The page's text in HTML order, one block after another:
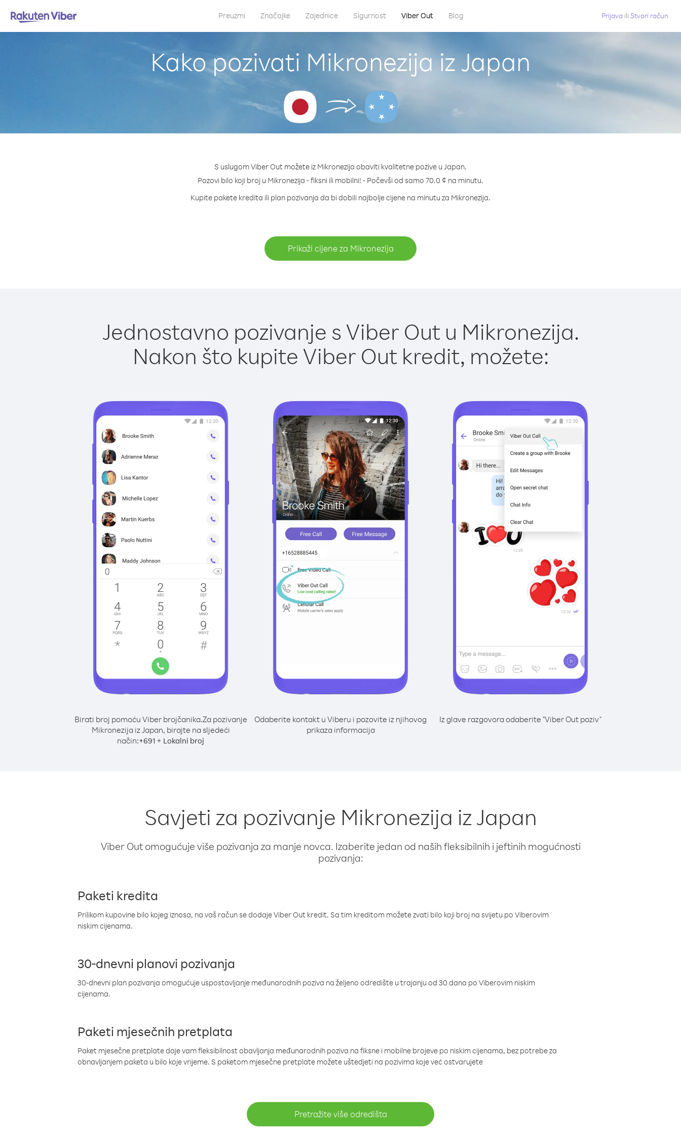
Preuzmi Značajke Zajednice Sigurnost Viber Out Blog Prijava ili Stvori račun
Kako pozivati Mikronezija iz Japan
S uslugom Viber Out možete iz Mikronezija obaviti kvalitetne pozive u Japan.
Pozovi bilo koji broj u Mikronezija - fiksni ili mobilni! - Počevši od samo 70.0 ¢ na minutu.
Kupite pakete kredita ili plan pozivanja da bi dobili najbolje cijene na minutu za Mikronezija.
Prikaži cijene za Mikronezija
Jednostavno pozivanje s Viber Out u Mikronezija.
Nakon što kupite Viber Out kredit, možete:
Birati broj pomoću Viber brojčanika.Za pozivanje
Mikronezija iz Japan, birajte na sljedeći
način:+691 + Lokalni broj
Odaberite kontakt u Viberu i pozovite iz njihovog
prikaza informacija
Iz glave razgovora odaberite "Viber Out poziv"
Savjeti za pozivanje Mikronezija iz Japan
Viber Out omogućuje više pozivanja za manje novca. Izaberite jedan od naših fleksibilnih i jeftinih mogućnosti
pozivanja:
Paketi kredita
Prilikom kupovine bilo kojeg iznosa, na vaš račun se dodaje Viber Out kredit. Sa tim kreditom možete zvati bilo koji broj na svijetu po Viberovim
niskim cijenama.
30-dnevni planovi pozivanja
30-dnevni plan pozivanja omogućuje uspostavljanje međunarodnih poziva na željeno odredište u trajanju od 30 dana po Viberovim niskim
cijenama.
Paketi mjesečnih pretplata
Paket mjesečne pretplate daje vam fleksibilnost obavljanja međunarodnih poziva na fiksne i mobilne brojeve po niskim cijenama, bez potrebe za
obnavljanjem paketa u bilo koje vrijeme. S paketom mjesečne pretplate možete uštedjeti na pozivima koje već ostvarujete
Pretražite više odredišta